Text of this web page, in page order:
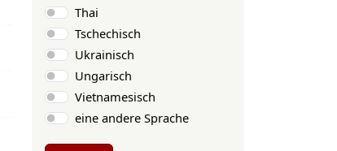
Thai
Tschechisch
Ukrainisch
Ungarisch
Vietnamesisch
eine andere Sprache